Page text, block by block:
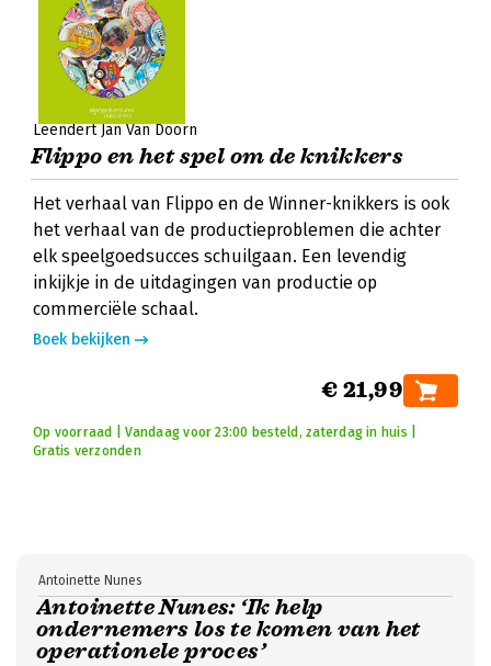
Leendert Jan Van Doorn
Flippo en het spel om de knikkers
Het verhaal van Flippo en de Winner-knikkers is ook
het verhaal van de productieproblemen die achter
elk speelgoedsucces schuilgaan. Een levendig
inkijkje in de uitdagingen van productie op
commerciële schaal.
Boek bekijken
€ 21,99
Op voorraad | Vandaag voor 23:00 besteld, zaterdag in huis |
Gratis verzonden
Antoinette Nunes: ‘Ik help
ondernemers los te komen van het
operationele proces’
Antoinette Nunes